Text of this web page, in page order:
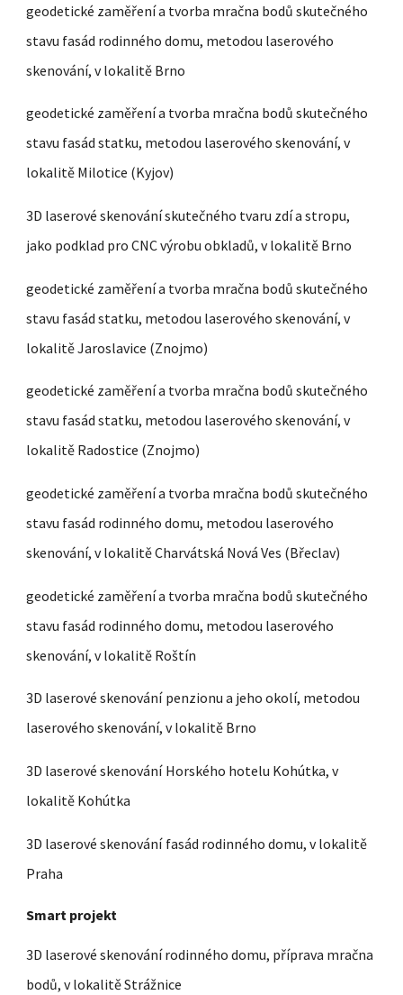
geodetické zaměření a tvorba mračna bodů skutečného
stavu fasád rodinného domu, metodou laserového
skenování, v lokalitě Brno
geodetické zaměření a tvorba mračna bodů skutečného
stavu fasád statku, metodou laserového skenování, v
lokalitě Milotice (Kyjov)
3D laserové skenování skutečného tvaru zdí a stropu,
jako podklad pro CNC výrobu obkladů, v lokalitě Brno
geodetické zaměření a tvorba mračna bodů skutečného
stavu fasádstatku, metodou laserového skenování, v
lokalitě Jaroslavice (Znojmo)
geodetické zaměření a tvorba mračna bodů skutečného
stavu fasádstatku, metodou laserového skenování, v
lokalitě Radostice (Znojmo)
geodetické zaměření a tvorba mračna bodů skutečného
stavu fasád rodinného domu, metodou laserového
skenování, v lokalitě Charvátská Nová Ves (Břeclav)
geodetické zaměření a tvorba mračna bodů skutečného
stavu fasád rodinného domu, metodou laserového
skenování, v lokalitě Roštín
3D laserové skenování penzionu a jeho okolí, metodou
laserového skenování, v lokalitě Brno
3D laserové skenování Horského hotelu Kohútka, v
lokalitě Kohútka
3D laserové skenování fasád rodinného domu, v lokalitě
Praha
Smart projekt
3D laserové skenování rodinného domu, příprava mračna
bodů, v lokalitě Strážnice